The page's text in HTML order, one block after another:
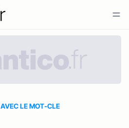
LE MOT-CLE